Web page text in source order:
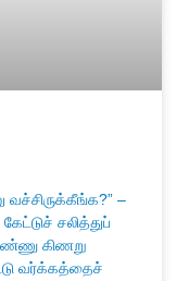
வச்சிருக்கீங்க?” –
சலித்துப்
கிணறு
வர்க்கத்தைச்